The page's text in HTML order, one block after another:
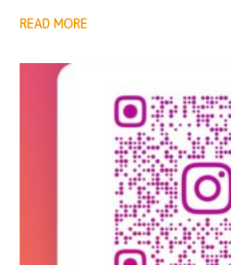
READ MORE